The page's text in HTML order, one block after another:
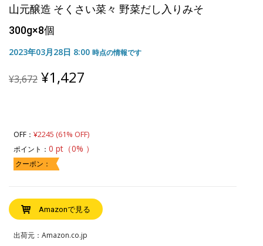
山元醸造 そくさい菜々 野菜だし入りみそ
300g×8個
2023年03月28日 8:00 時点の情報です
¥3,672 Original
price
¥1,427
OFF： ¥2245 (61% OFF)
ポイント： 0 pt（0% ）
クーポン：
Amazonで見る
出荷元：Amazon.co.jp